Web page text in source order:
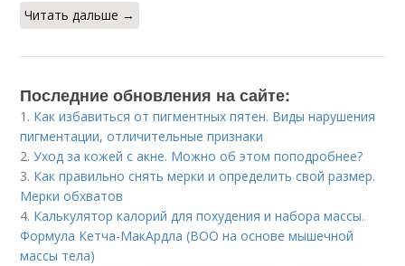
Читать дальше →
Последние обновления на сайте:
1. Как избавиться от пигментных пятен. Виды нарушения
пигментации, отличительные признаки
2.Уход за кожей с акне. Можно об этом поподробнее?
3. Как правильно снять мерки и определить свой размер.
Мерки обхватов
4. Калькулятор калорий для похудения и набора массы.
Формула Кетча-МакАрдла (ВОО на основе мышечной
массы тела)